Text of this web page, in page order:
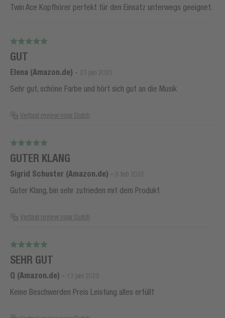
Twin Ace Kopfhörer perfekt für den Einsatz unterwegs geeignet.
GUT
Elena (Amazon.de) - 23 jan 2025
Sehr gut, schöne Farbe und hört sich gut an die Musik
Vertaal review naar Dutch
GUTER KLANG
Sigrid Schuster (Amazon.de) - 8 feb 2025
Guter Klang, bin sehr zufrieden mit dem Produkt
Vertaal review naar Dutch
SEHR GUT
Q (Amazon.de) - 13 jan 2025
Keine Beschwerden Preis Leistung alles erfüllt